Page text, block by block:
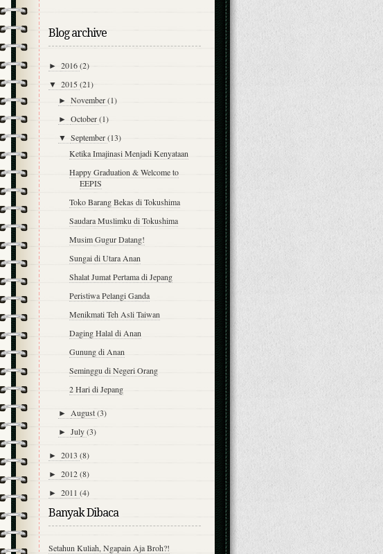
Blog archive
► 2016(2)
▼ 2015(21)
►November(1)
►October(1)
▼September(13)
Ketika Imajinasi Menjadi Kenyataan
Happy Graduation & Welcome to
EEPIS
Toko Barang Bekas di Tokushima
Saudara Muslimku di Tokushima
Musim Gugur Datang!
Sungai di Utara Anan
Shalat Jumat Pertama di Jepang
Peristiwa Pelangi Ganda
Menikmati Teh Asli Taiwan
Daging Halal di Anan
Gunung di Anan
Seminggu di Negeri Orang
2 Hari di Jepang
► August(3)
►July(3)
► 2013 (8)
► 2012(8)
► 2011 (4)
Banyak Dibaca
Setahun Kuliah, Ngapain Aja Broh?!